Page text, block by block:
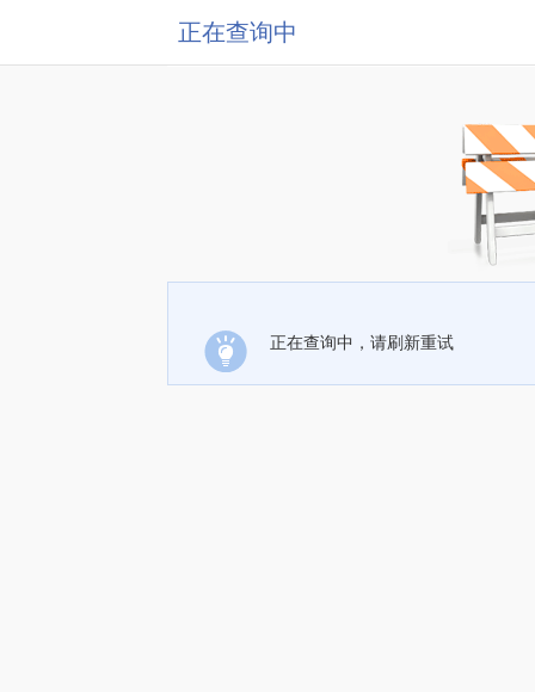
正在查询中
正在查询中，请刷新重试